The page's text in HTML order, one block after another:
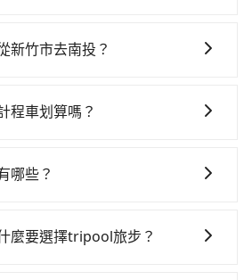
，新竹-台中一天最多有61班次高
現場購票並於月台排隊的時間約
的計程車，搭上小黃後約花70分
但如果全程使用tripool並到府專
新竹市去南投？
為要自己開車），最重要的是你
，每公里再額外加收$3.2，從新竹
可能的每小時40元路邊停車費用預
程車划算嗎？
Taxi、Yoxi等，如果在路邊攔不
為4,320~5,200元間，但如改預約
哪些？
其次，包車可以讓您更加深入地
麼要選擇tripool旅步？